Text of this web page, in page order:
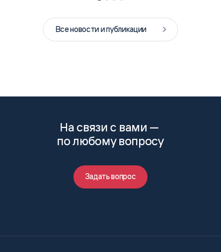
Все новости и публикации
На связи с вами —
по любому вопросу
Задать вопрос